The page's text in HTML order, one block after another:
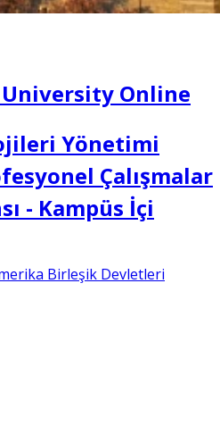
Online
Yönetimi
Çalışmalar
- Kampüs İçi
Birleşik Devletleri